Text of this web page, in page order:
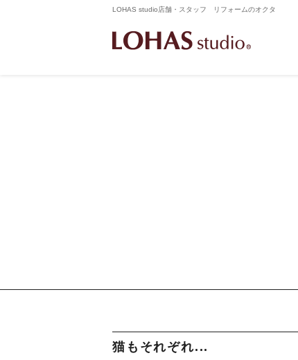
LOHAS studio店舗・スタッフ リフォームのオクタ
猫もそれぞれ...